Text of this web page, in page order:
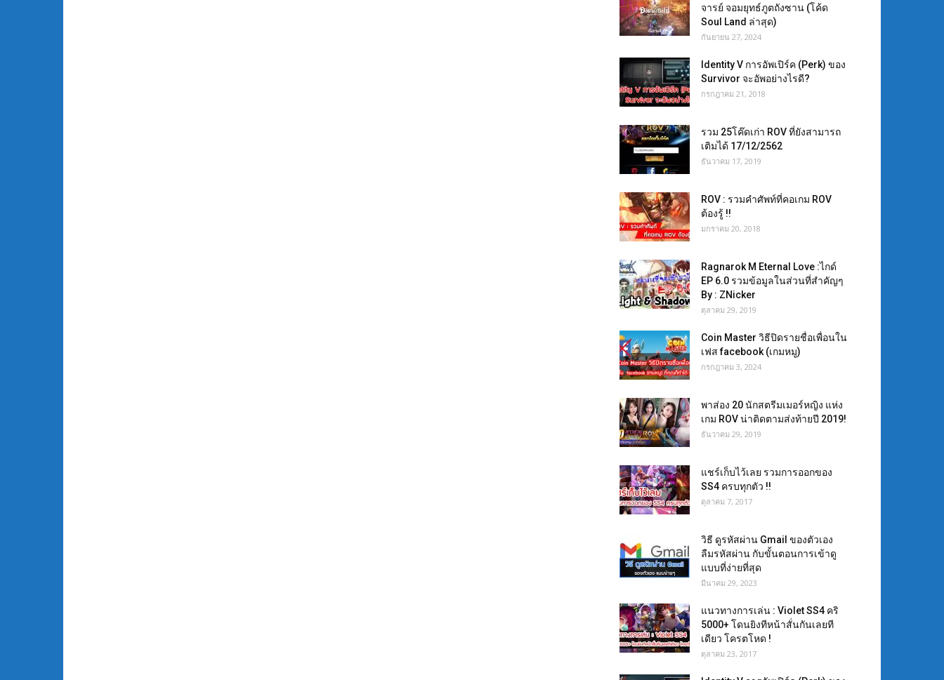
จารย์ จอมยุทธ์ภูตถังซาน (โค้ด
Soul Land ล่าสุด)
กันยายน 27, 2024
Identity V การอัพเปิร์ค (Perk) ของ
Survivor จะอัพอย่างไรดี?
กรกฎาคม 21, 2018
รวม 25โค๊ดเก่า ROV ที่ยังสามารถ
เติมได้ 17/12/2562
ธันวาคม 17, 2019
ROV : รวมคำศัพท์ที่คอเกม ROV
ต้องรู้ !!
มกราคม 20, 2018
Ragnarok M Eternal Love :ไกด์
EP 6.0 รวมข้อมูลในส่วนที่สำคัญๆ
By : ZNicker
ตุลาคม 29, 2019
Coin Master วิธีปิดรายชื่อเพื่อนใน
เฟส facebook (เกมหมู)
กรกฎาคม 3, 2024
พาส่อง 20 นักสตรีมเมอร์หญิง แห่ง
เกม ROV น่าติดตามส่งท้ายปี 2019!
ธันวาคม 29, 2019
แชร์เก็บไว้เลย รวมการออกของ
SS4 ครบทุกตัว !!
ตุลาคม 7, 2017
วิธี ดูรหัสผ่าน Gmail ของตัวเอง
ลืมรหัสผ่าน กับขั้นตอนการเข้าดู
แบบที่ง่ายที่สุด
มีนาคม 29, 2023
แนวทางการเล่น : Violet SS4 คริ
5000+ โดนยิงทีหน้าสั่นกันเลยที
เดียว โครตโหด !
ตุลาคม 23, 2017